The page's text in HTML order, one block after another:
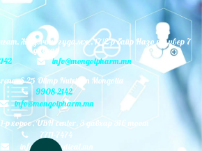
Жуулчны гудамж, 17/2-р байр Назо таувер 7
давхар
info@mongolpharm.mn
S-25 Olimp Nutrition Mongolia
9908-2142
info@mongolpharm.mn
1-р хороо, UBH center, 3 давхар 316 тоот
7711-7474
info@monmedical.mn